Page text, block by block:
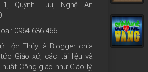
1, Quỳnh Lưu, Nghệ An
0964-636-466
Lộc Thủy là Blogger chia
Giáo xứ, các tài liệu và
Công giáo như Giáo lý,